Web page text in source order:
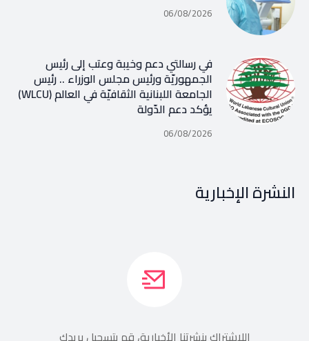
06/08/2026
في رسالتي دعم وخيبة وعتب إلى رئيس
الجمهوريّة ورئيس مجلس الوزراء .. رئيس
الجامعة اللبنانية الثقافيّة في العالم (WLCU)
يؤكد دعم الدّولة
06/08/2026
النشرة الإخبارية
اللإشتراك بنشرتنا الأخبارية، قم بتسجيل بريدك